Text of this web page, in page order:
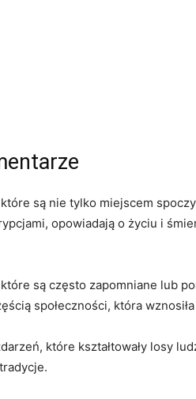
są nie ⁤tylko miejscem
opowiadają o życiu i
są często zapomniane lub
społeczności, ‍która
które kształtowały losy‌